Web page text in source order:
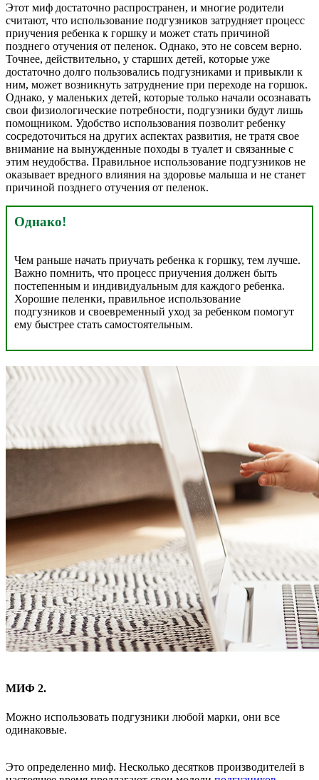
Этот миф достаточно распространен, и многие родители
считают, что использование подгузников затрудняет процесс
приучения ребенка к горшку и может стать причиной
позднего отучения от пеленок. Однако, это не совсем верно.
Точнее, действительно, у старших детей, которые уже
достаточно долго пользовались подгузниками и привыкли к
ним, может возникнуть затруднение при переходе на горшок.
Однако, у маленьких детей, которые только начали осознавать
свои физиологические потребности, подгузники будут лишь
помощником. Удобство использования позволит ребенку
сосредоточиться на других аспектах развития, не тратя свое
внимание на вынужденные походы в туалет и связанные с
этим неудобства. Правильное использование подгузников не
оказывает вредного влияния на здоровье малыша и не станет
причиной позднего отучения от пеленок.
Однако!
Чем раньше начать приучать ребенка к горшку, тем лучше.
Важно помнить, что процесс приучения должен быть
постепенным и индивидуальным для каждого ребенка.
Хорошие пеленки, правильное использование
подгузников и своевременный уход за ребенком помогут
ему быстрее стать самостоятельным.
МИФ 2.
Можно использовать подгузники любой марки, они все
одинаковые.
Это определенно миф. Несколько десятков производителей в